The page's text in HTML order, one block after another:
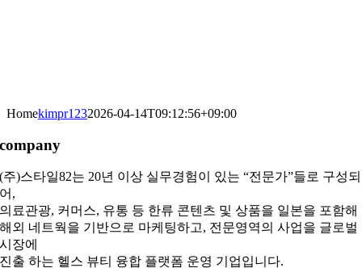
Homekimpr1232026-04-14T09:12:56+09:00
company
(주)스타일82는 20년 이상 실무경험이 있는 “전문가”들로 구성되
어,
의료관광, 커머스, 유통 등 한류 콘텐츠 및 상품을 일본을 포함해
해외 네트웍을 기반으로 마케팅하고, 전문영역의 사업을 글로벌
시장에
진출 하는 헬스 뷰티 융합 플랫폼 운영 기업입니다.